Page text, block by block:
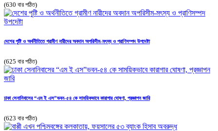
(630 বার পঠিত)
দেশের পুষ্টি ও অর্থনীতিতে গ্রামীণ নারীদের অবদান অপরিসীম-মৎস্য ও প্রাণিসম্পদ উপদেষ্টা
(625 বার পঠিত)
ঢাকা সেনানিবাসের “এম ই এস”ভবন-৫৪ কে সাময়িকভাবে ‌কারাগার ঘোষণা, প্রজ্ঞাপন জারি
(623 বার পঠিত)